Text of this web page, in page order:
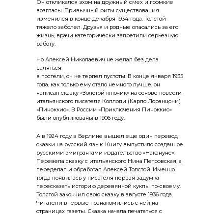
Он откликался эхом на дружный смех и громкие
возгласы. Привычный ритм существования
изменился в конце декабря 1934 года. Толстой
тяжело заболел. Друзья и родные опасались за его
жизнь, врачи категорически запретили серьезную
работу.
А в 1924 году в Берлине вышел еще один перевод
сказки на русский язык. Книгу выпустило созданное
русскими эмигрантами издательство «Накануне».
Перевела сказку с итальянского Нина Петровская, а
переделал и обработал Алексей Толстой. Именно
тогда появилась у писателя первая задумка
пересказать историю деревянной куклы по-своему.
Толстой закончил свою сказку в августе 1936 года.
Читатели впервые познакомились с ней на
страницах газеты. Сказка начала печататься с
Но Алексей Николаевич не желал без дела
валяться
в постели, он не терпел пустоты. В конце января 1935
года, как только ему ста­ло немного лучше, он
написал сказку «Золотой клю­чик» на основе повести
итальянского писателя Коллоди (Карло Лоранцони)
«Пиноккио». В России «Приключения Пиноккио»
были опубликованы в 1906 году.